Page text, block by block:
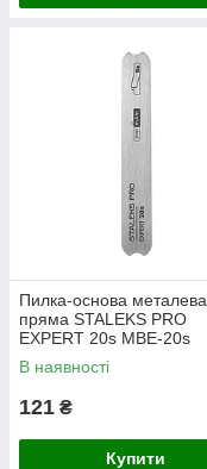
Пилка-основа металева
пряма STALEKS PRO
EXPERT 20s MBE-20s
В наявності
121 ₴
Купити